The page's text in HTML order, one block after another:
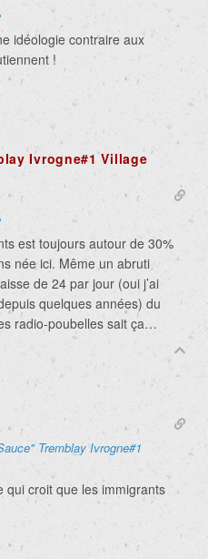
idéologie contraire aux
!
Ivrogne#1 Village
est toujours autour de 30%
née ici. Même un abruti
de 24 par jour (oui j’ai
quelques années) du
radio-poubelles sait ça…
Tremblay Ivrogne#1
qui croit que les immigrants